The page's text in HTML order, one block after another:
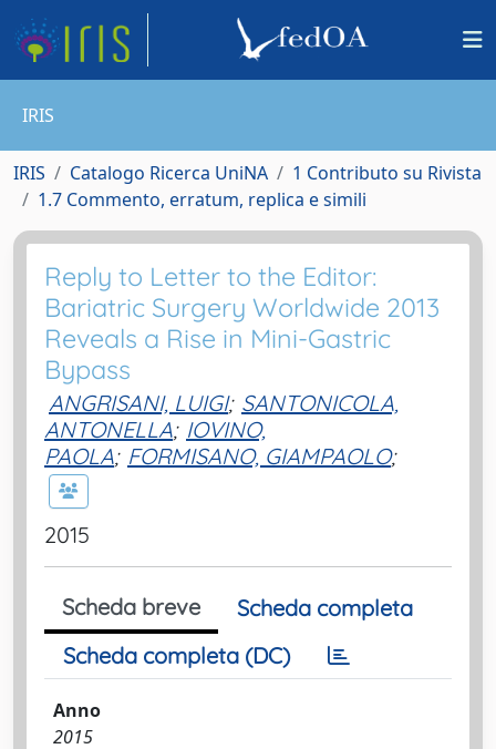
IRIS
IRIS Catalogo Ricerca UniNA
1 Contributo su Rivista
1.7 Commento, erratum, replica e simili
Reply to Letter to the Editor:
Bariatric Surgery Worldwide 2013
Reveals a Rise in Mini-Gastric
Bypass
ANGRISANI, LUIGI; SANTONICOLA,
ANTONELLA; IOVINO,
PAOLA; FORMISANO, GIAMPAOLO;
2015
Scheda breve
Scheda completa
Scheda completa (DC)
Anno
2015